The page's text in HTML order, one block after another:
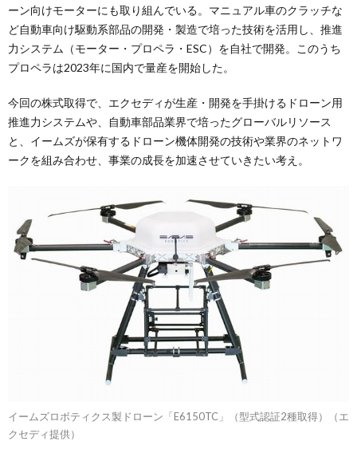
ーン向けモーターにも取り組んでいる。マニュアル車のクラッチな
ど自動車向け駆動系部品の開発・製造で培った技術を活用し、推進
力システム（モーター・プロペラ・ESC）を自社で開発。このうち
プロペラは2023年に国内で量産を開始した。
今回の株式取得で、エクセディが生産・開発を手掛けるドローン用
推進力システムや、自動車部品業界で培ったグローバルリソース
と、イームズが保有するドローン機体開発の技術や業界のネットワ
ークを組み合わせ、事業の成長を加速させていきたい考え。
イームズロボティクス製ドローン「E6150TC」（型式認証2種取得）（エ
クセディ提供）